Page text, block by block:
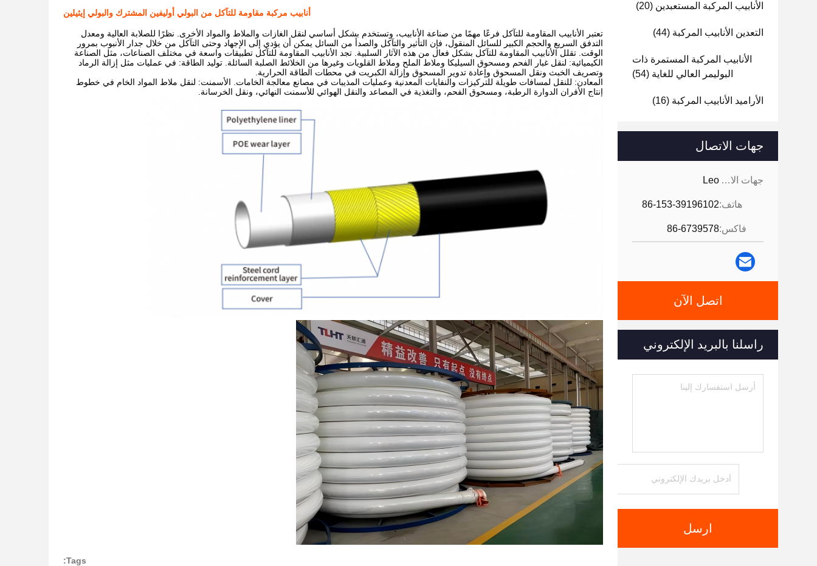
الأنابيب المركبة المستعبدين (20)
التعدين الأنابيب المركبة (44)
الأنابيب المركبة المستمرة ذات
البوليمر العالي للغاية (54)
الأراميد الأنابيب المركبة (16)
جهات الاتصال
جهات الاتصال: Leo
هاتف:86-153-39196102
فاكس:86-6739578
اتصل الآن
راسلنا بالبريد الإلكتروني
ارسل
أنابيب مركبة مقاومة للتآكل من البولي أوليفين المشترك والبولي إيثيلين
تعتبر الأنابيب المقاومة للتآكل فرعًا مهمًا من صناعة الأنابيب، وتستخدم بشكل أساسي لنقل الغازات والملاط والمواد الأخرى. نظرًا للصلابة العالية ومعدل
التدفق السريع والحجم الكبير للسائل المنقول، فإن التأثير والتآكل والصدأ من السائل يمكن أن يؤدي إلى الإجهاد وحتى التآكل من خلال جدار الأنبوب بمرور
الوقت. تقلل الأنابيب المقاومة للتآكل بشكل فعال من هذه الآثار السلبية. تجد الأنابيب المقاومة للتآكل تطبيقات واسعة في مختلف الصناعات، مثل الصناعة
الكيميائية: لنقل غبار الفحم ومسحوق السيليكا وملاط الملح وملاط القلويات وغيرها من الخلائط الصلبة السائلة. توليد الطاقة: في عمليات مثل إزالة الرماد
وتصريف الخبث ونقل المسحوق وإعادة تدوير المسحوق وإزالة الكبريت في محطات الطاقة الحرارية.
المعادن: للنقل لمسافات طويلة للتركيزات والنفايات المعدنية وعمليات المذيبات في مصانع معالجة الخامات. الأسمنت: لنقل ملاط المواد الخام في خطوط
إنتاج الأفران الدوارة الرطبة، ومسحوق الفحم، والتغذية في المصاعد والنقل الهوائي للأسمنت النهائي، ونقل الخرسانة.
Tags: